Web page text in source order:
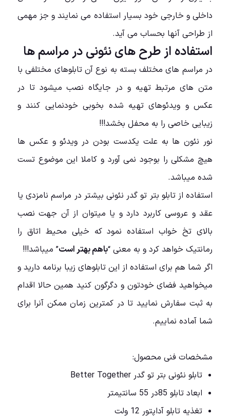
داخلی و خارجی خود بسیار استفاده می نمایند و جز مهمی
از طراحی آنها بحساب می آید.
استفاده از طرح های نئونی در مراسم ها
در مراسم های مختلف بسته به نوع آن تابلوهای مختلفی با
متن های مرتبط تهیه و در جایگاه نصب میشود تا در
عکس و ویدئوهای تهیه شده بخوبی خودنمایی کنند و
زیبایی خاصی را به محفل بخشد!!!
نور نئون ها به علت یکدست بودن در ویدئو و عکس ها
هیچ مشکلی را بوجود نمی آورد و کاملا این موضوع تست
شده میباشد.
استفاده از تابلو بتر تو گدر نئونی بیشتر در مراسم نامزدی یا
عقد و عروسی کاربرد دارد و یا میتوان از آن جهت نصب
بالای تخ خواب استفاده نمود که خیلی محیط اتاق را
رمانتیک خواهد کرد و به معنی “باهم بهتر است” میباشد!!!
اگر شما هم برای استفاده از این تابلوهای زیبا برنامه دارید و
میخواهید فضای خودتون و دگرگون کنید همین حالا اقدام
به ثبت سفارش نمایید تا در کمترین زمان ممکن آنرا برای
شما آماده نماییم.
مشخصات فنی محصول:
تابلو نئونی بتر تو گدر Better Together
ابعاد تابلو 85در 55 سانتیمتر
تغذیه تابلو آداپتور 12 ولت